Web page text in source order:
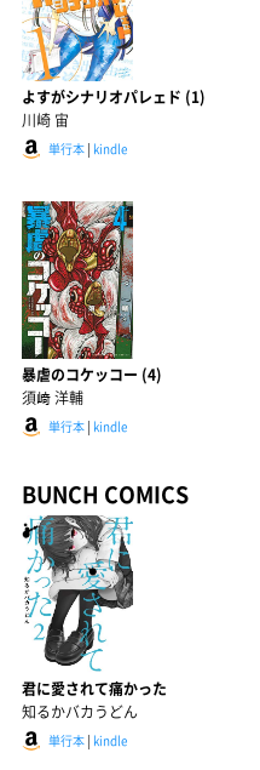
よすがシナリオパレェド (1)
川崎 宙
単行本 | kindle
暴虐のコケッコー (4)
須﨑 洋輔
単行本 | kindle
BUNCH COMICS
君に愛されて痛かった
知るかバカうどん
単行本 | kindle